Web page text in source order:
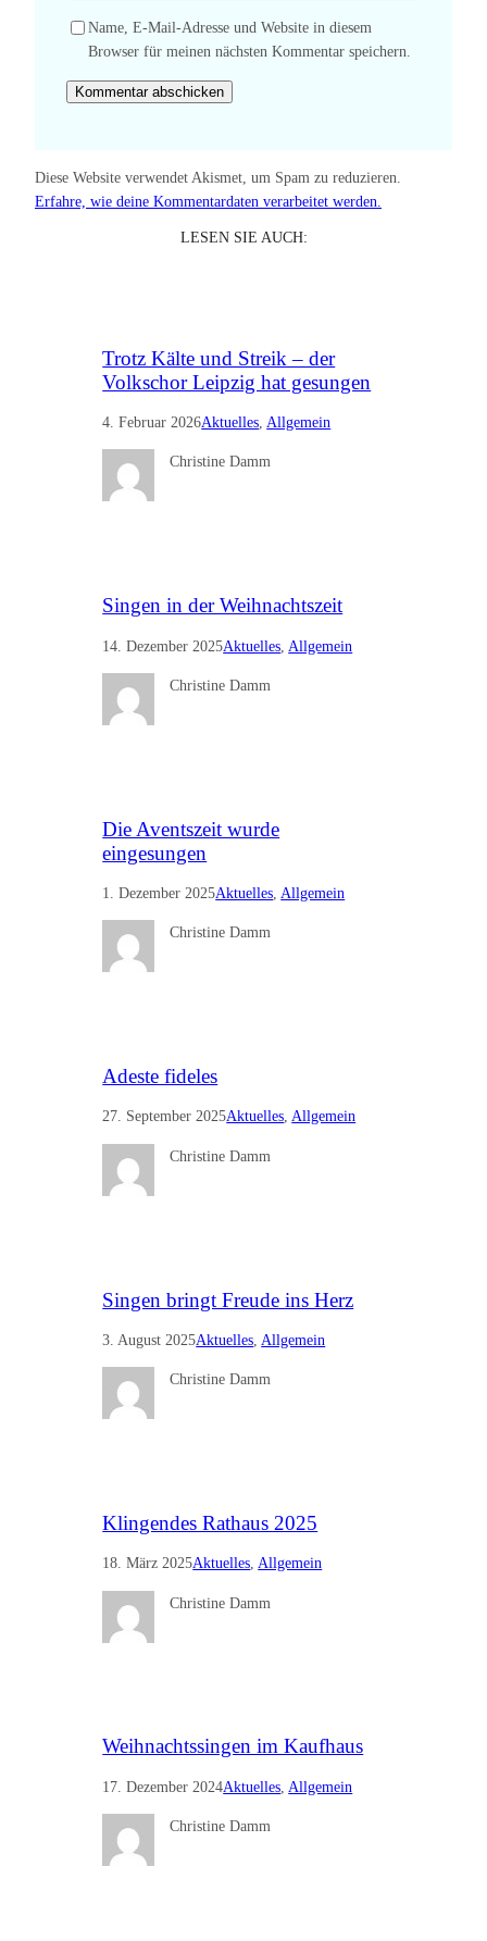
Name, E-Mail-Adresse und Website in diesem
Browser für meinen nächsten Kommentar speichern.
Diese Website verwendet Akismet, um Spam zu reduzieren.
Erfahre, wie deine Kommentardaten verarbeitet werden.
LESEN SIE AUCH:
Trotz Kälte und Streik – der
Volkschor Leipzig hat gesungen
4. Februar 2026Aktuelles, Allgemein
Christine Damm
Singen in der Weihnachtszeit
14. Dezember 2025Aktuelles Allgemein
Christine Damm
Die Aventszeit wurde
eingesungen
1. Dezember 2025Aktuelles Allgemein
Christine Damm
Adeste fideles
27. September 2025Aktuelles, Allgemein
Christine Damm
Singen bringt Freude ins Herz
3. August 2025Aktuelles Allgemein
Christine Damm
Klingendes Rathaus 2025
18. März 2025Aktuelles, Allgemein
Christine Damm
Weihnachtssingen im Kaufhaus
17. Dezember 2024Aktuelles Allgemein
Christine Damm